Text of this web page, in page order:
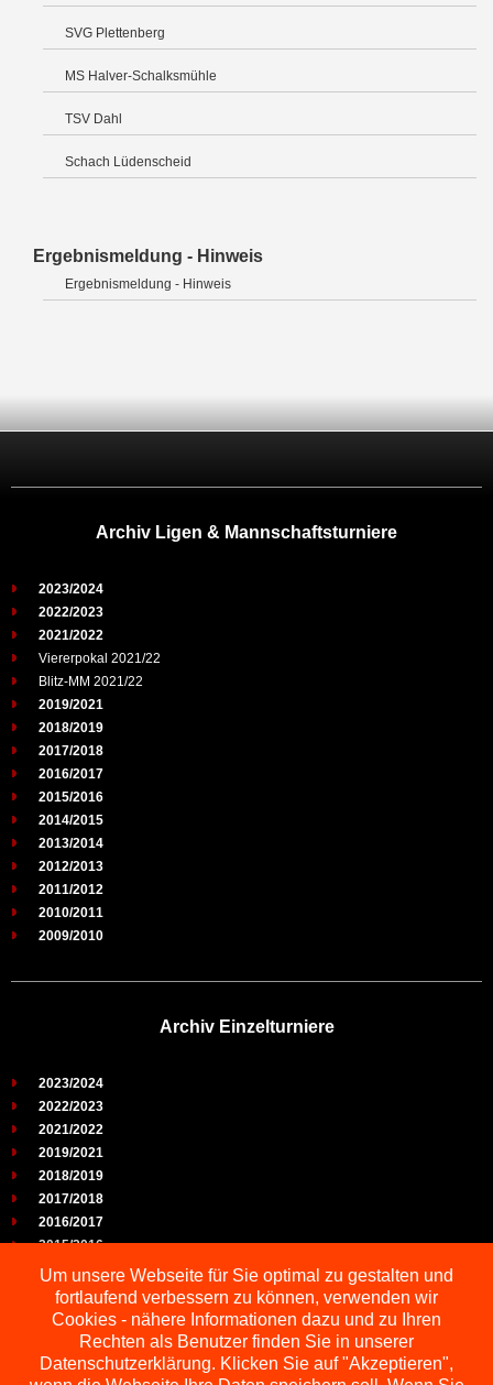
SVG Plettenberg
MS Halver-Schalksmühle
TSV Dahl
Schach Lüdenscheid
Ergebnismeldung - Hinweis
Ergebnismeldung - Hinweis
Archiv Ligen & Mannschaftsturniere
2023/2024
2022/2023
2021/2022
Viererpokal 2021/22
Blitz-MM 2021/22
2019/2021
2018/2019
2017/2018
2016/2017
2015/2016
2014/2015
2013/2014
2012/2013
2011/2012
2010/2011
2009/2010
Archiv Einzelturniere
2023/2024
2022/2023
2021/2022
2019/2021
2018/2019
2017/2018
2016/2017
2015/2016
2014/2015
2013/2014
2012/2013
2011/2012
2010/2011
Um unsere Webseite für Sie optimal zu gestalten und
fortlaufend verbessern zu können, verwenden wir
Cookies - nähere Informationen dazu und zu Ihren
Rechten als Benutzer finden Sie in unserer
Datenschutzerklärung. Klicken Sie auf "Akzeptieren",